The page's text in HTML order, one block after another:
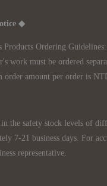
◆
Ordering Guidelines:
work must be ordered
amount per order is
the safety stock levels of
7-21 business days. For
representative.